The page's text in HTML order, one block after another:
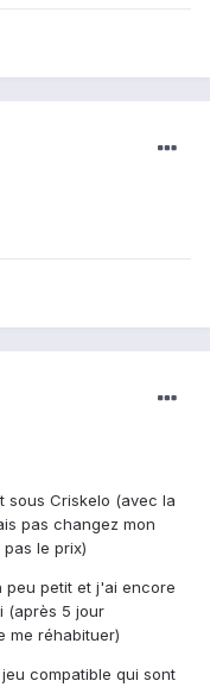
sous Criskelo (avec la
pas changez mon
le prix)
peu petit et j'ai encore
(après 5 jour
me réhabituer)
compatible qui sont